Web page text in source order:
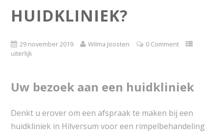
HUIDKLINIEK?
29 november 2019 Wilma Joosten
0 Comment
uiterlijk
Uw bezoek aan een huidkliniek
Denkt u erover om een afspraak te maken bij een
huidkliniek in Hilversum voor een rimpelbehandeling